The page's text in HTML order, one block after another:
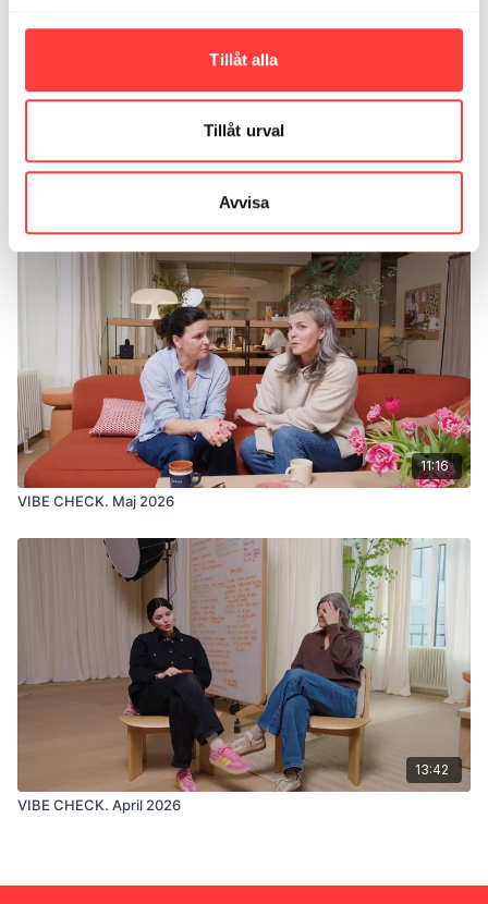
Tillåt alla
Tillåt urval
Avvisa
09:23
11:16
VIBE CHECK. Maj 2026
13:42
VIBE CHECK. April 2026